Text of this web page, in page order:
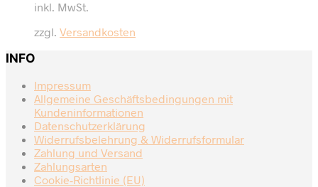
war:
inkl. MwSt.
zzgl. Versandkosten
INFO
Impressum
Allgemeine Geschäftsbedingungen mit
Kundeninformationen
Datenschutzerklärung
Widerrufsbelehrung & Widerrufsformular
Zahlung und Versand
Zahlungsarten
Cookie-Richtlinie (EU)